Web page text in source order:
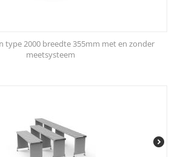
type 2000 breedte 355mm met en zonder
meetsysteem